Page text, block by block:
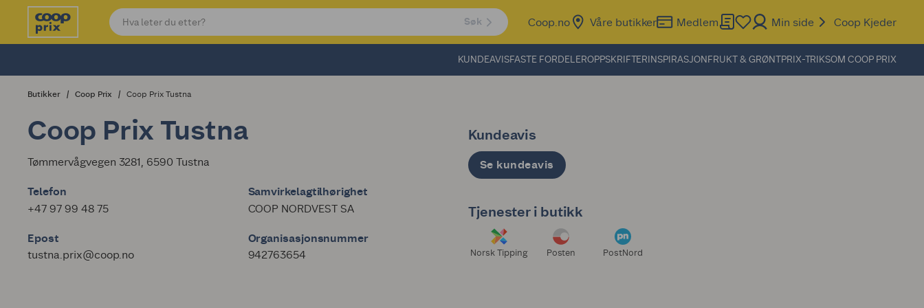
Søk Coop.no Våre butikker Medlem Min side Coop Kjeder
KUNDEAVISFASTE FORDELEROPPSKRIFTERINSPIRASJONFRUKT & GRØNTPRIX-TRIKSOM COOP PRIX
Butikker Coop Prix Coop Prix Tustna
Coop Prix Tustna
Tømmervågvegen 3281, 6590 Tustna
Telefon
+47 97 99 48 75
Epost
tustna.prix@coop.no
Samvirkelagtilhørighet
COOP NORDVEST SA
Organisasjonsnummer
942763654
Kundeavis
Se kundeavis
Tjenester i butikk
Norsk Tipping Posten PostNord